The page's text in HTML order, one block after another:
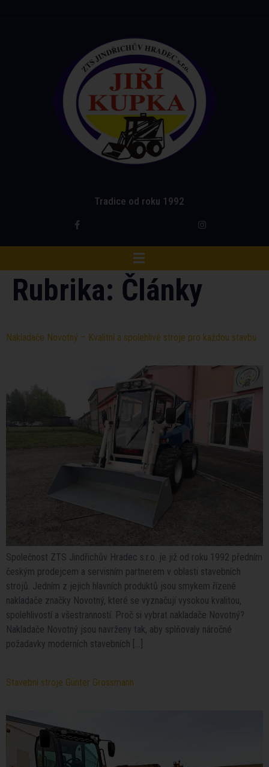
Tradice od roku 1992
Rubrika: Články
Nakladače Novotný – Kvalitní a spolehlivé stroje pro každou stavbu
Společnost ZTS Jindřichův Hradec s.r.o. je již od roku 1992 předním
českým prodejcem a servisním partnerem v oblasti stavebních
strojů. Jedním z jejich hlavních produktů jsou smykem řízené
nakladače značky Novotný, které se vyznačují vysokou kvalitou,
spolehlivostí a všestranností. Proč si vybrat nakladače Novotný?
Nakladače Novotný jsou navrženy tak, aby splňovaly náročné
požadavky moderních stavebních […]
Stavební stroje Günter Grossmann